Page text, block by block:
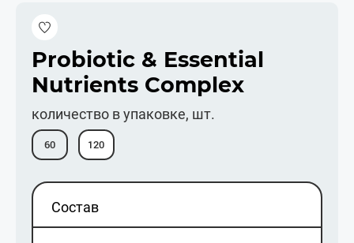
Probiotic & Essential
Nutrients Сomplex
количество в упаковке, шт.
60 120
Состав